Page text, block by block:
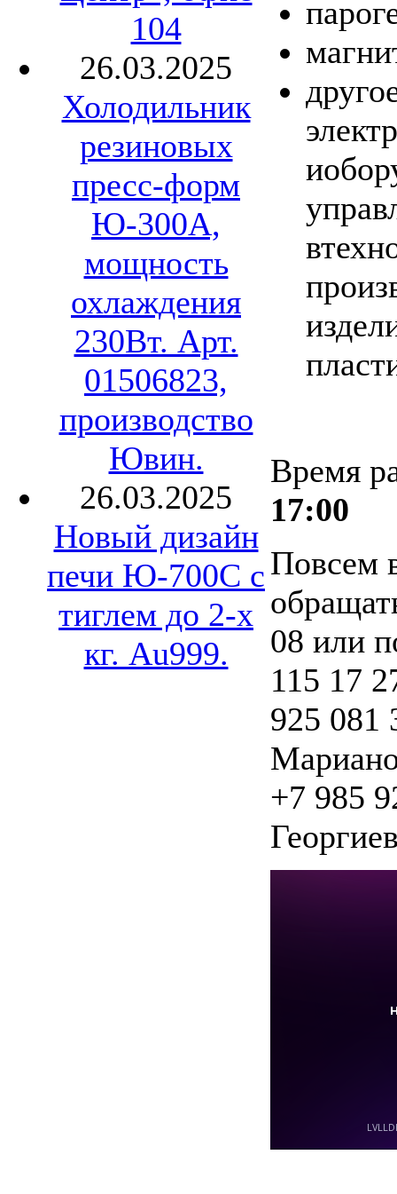
104
26.03.2025
Холодильник
резиновых
пресс-форм
Ю-300А,
мощность
охлаждения
230Вт. Арт.
01506823,
производство
Ювин.
26.03.2025
Новый дизайн
печи Ю-700С с
тиглем до 2-х
кг. Au999.
Время
17:00
Повсем
08 или
115 17
925 081
+7 985